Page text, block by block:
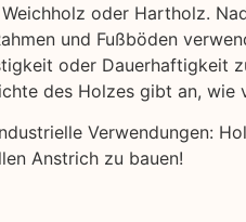
oder Hartholz.
und Fußböden
oder Dauerhaftigkeit
des Holzes gibt an,
Verwendungen:
Anstrich zu bauen!